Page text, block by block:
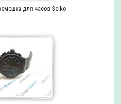
для часов Seiko